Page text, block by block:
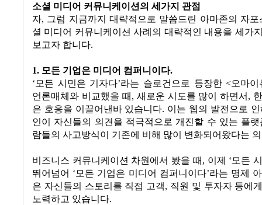
소셜 미디어 커뮤니케이션의 세가지 관점
자, 그럼 지금까지 대략적으로 말씀드린 아마존의 자
셜 미디어 커뮤니케이션 사례의 대략적인 내용을 세가
보고자 합니다.
1. 모든 기업은 미디어 컴퍼니이다.
‘ 모든 시민은 기자다’라는 슬로건으로 등장한<오마이
언론매체와 비교했을 때 , 새로운 시도를 많이 하면서 ,
은 호응을 이끌어낸바 있습니다. 이는 웹의 발전으로
인이 자신들의 의견을 적극적으로 개진할 수 있는 플
람들의 사고방식이 기존에 비해 많이 변화되어왔다는
비즈니스 커뮤니케이션 차원에서 봤을 때 , 이제 ‘ 모든
뛰어넘어 ‘ 모든 기업은 미디어 컴퍼니이다’라는 명제
은 자신들의 스토리를 직접 고객, 직원 및 투자자 등에
노력하고 있습니다.